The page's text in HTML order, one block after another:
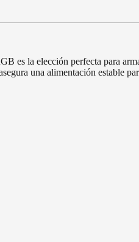
es la elección perfecta para
una alimentación